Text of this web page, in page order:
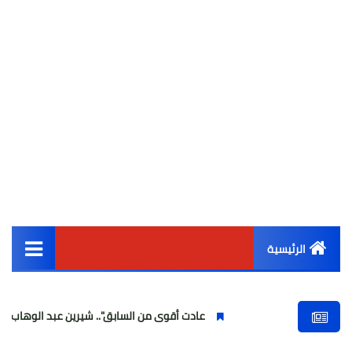
الرئيسية
أخبار مصر
عادت أقوى من السابق".. شيرين عبد الوهاب تتألق في